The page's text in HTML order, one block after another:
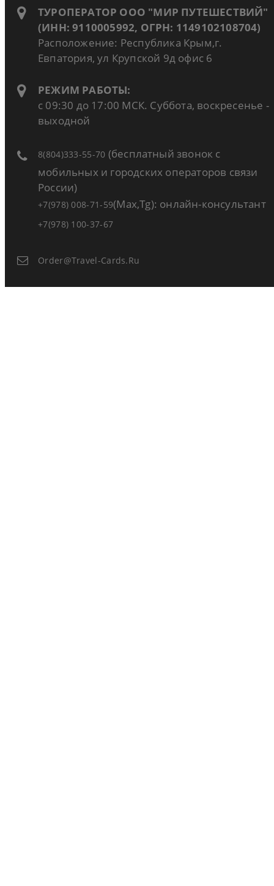
ТУРОПЕРАТОР ООО "МИР ПУТЕШЕСТВИЙ"
(ИНН: 9110005992, ОГРН: 1149102108704)
Расположение: Республика Крым,г.
Евпатория, ул Крупской 9д офис 6
РЕЖИМ РАБОТЫ:
с 09:30 до 17:00 МСК. Суббота, воскресенье -
выходной
8(804)333-55-70 (бесплатный звонок с
мобильных и городских операторов связи
России)
+7(978) 008-71-59(Max,Tg): онлайн-консультант
+7(978) 100-37-67
Order@travel-Cards.ru